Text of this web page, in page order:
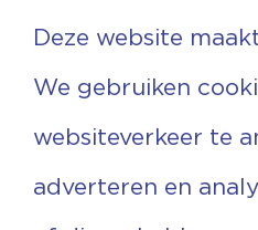
Agenda
Nieuwsbrief
Vrijwilligers
Steun ons
Deze website
We gebruiken
websiteverkeer te
adverteren en